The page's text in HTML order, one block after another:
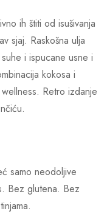
ih štiti od isušivanja
sjaj. Raskošna ulja
i ispucane usne i
kokosa i
Retro izdanje
samo neodoljive
Bez glutena. Bez